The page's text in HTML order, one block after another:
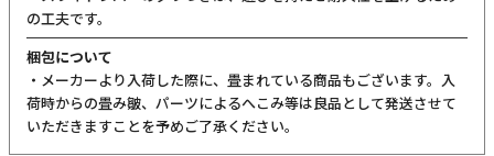
の工夫です。
梱包について
・メーカーより入荷した際に、畳まれている商品もございます。入
荷時からの畳み皺、パーツによるへこみ等は良品として発送させて
いただきますことを予めご了承ください。